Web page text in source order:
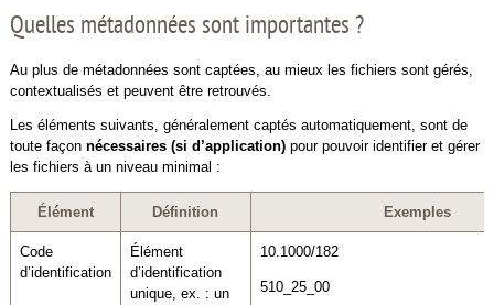
Quelles métadonnées sont importantes ?
Au plus de métadonnées sont captées, au mieux les fichiers sont gérés,
contextualisés et peuvent être retrouvés.
Les éléments suivants, généralement captés automatiquement, sont de
toute façon nécessaires (si d’application)pour pouvoir identifier et gérer
les fichiers à un niveau minimal :
Élément Définition Exemples
Code
d’identification
Élément
d’identification
unique, ex. : un
10.1000/182
510_25_00